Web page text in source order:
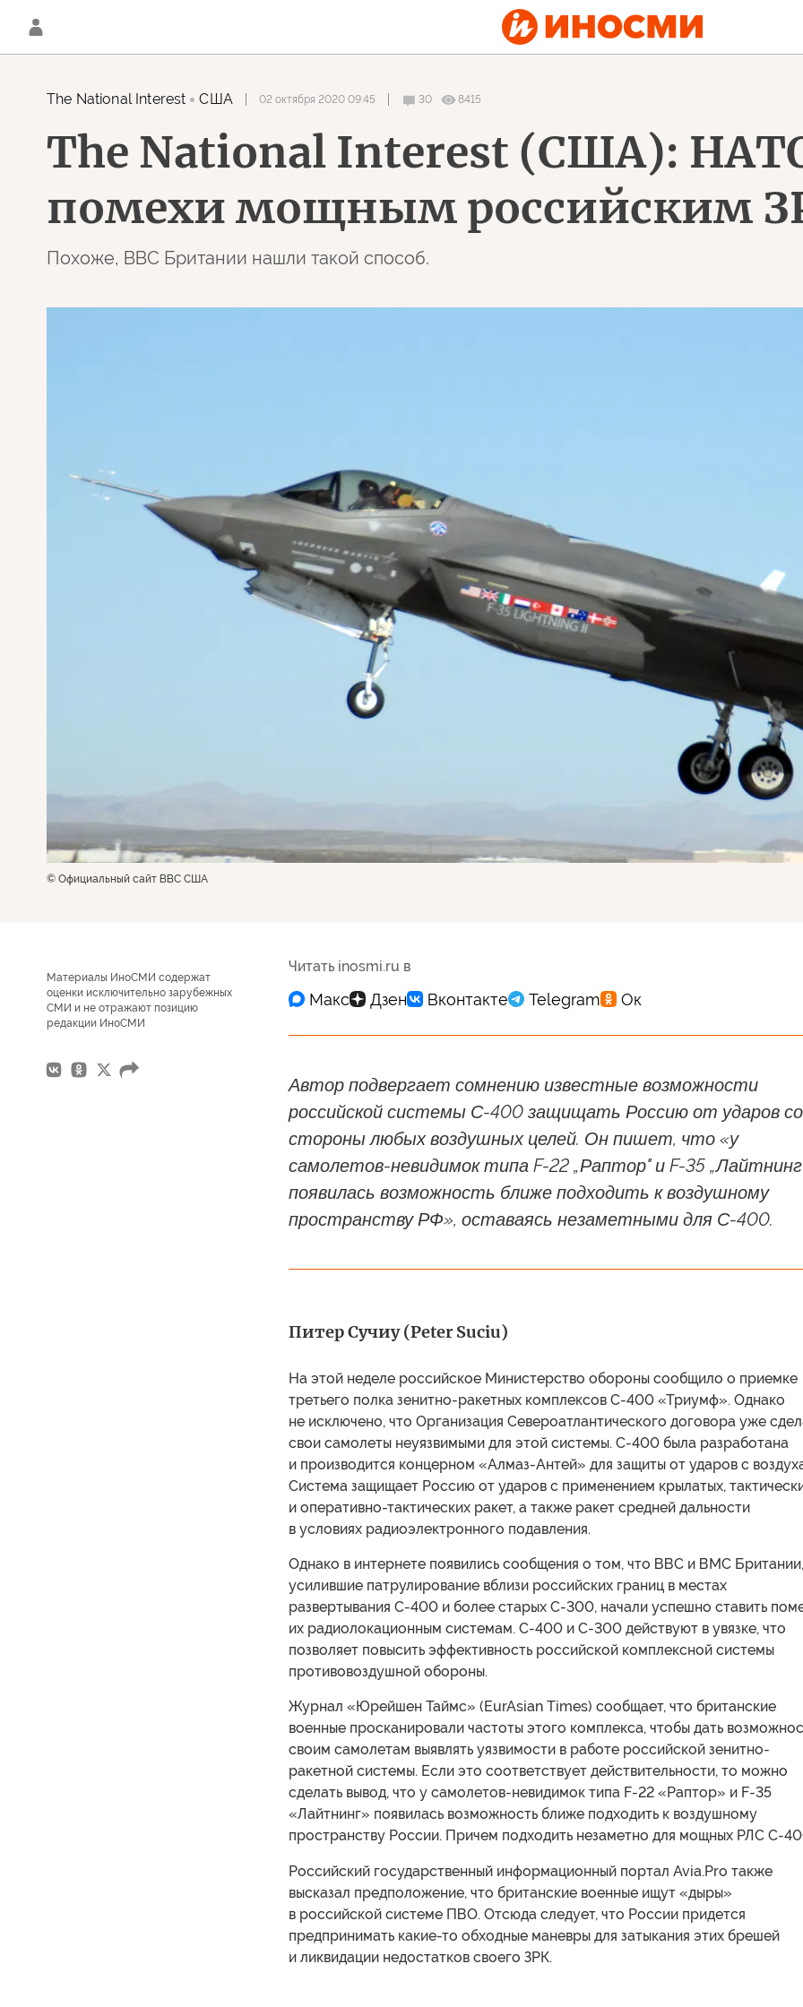
The National Interest США 02 октября 2020 09:45 30 8415
The National Interest (США):
помехи мощным российским
Похоже, ВВС Британии нашли такой способ.
© Официальный сайт ВВС США
Материалы ИноСМИ содержат
оценки исключительно зарубежных
СМИ и не отражают позицию
редакции ИноСМИ
Читать inosmi.ru в
Автор подвергает сомнению известные возможности
российской системы С-400 защищать Россию от ударов со
стороны любых воздушных целей. Он пишет, что «у
самолетов-невидимок типа F-22 „Раптор" и F-35
появилась возможность ближе подходить к воздушному
пространству РФ», оставаясь незаметными для С-400.
Питер Сучиу (Peter Suciu)
На этой неделе российское Министерство обороны сообщило о приемке
третьего полка зенитно-ракетных комплексов С-400 «Триумф». Однако
не исключено, что Организация Североатлантического договора уже
свои самолеты неуязвимыми для этой системы. С-400 была разработана
и производится концерном «Алмаз-Антей» для защиты от ударов с
Система защищает Россию от ударов с применением крылатых,
и оперативно-тактических ракет, а также ракет средней дальности
в условиях радиоэлектронного подавления.
Однако в интернете появились сообщения о том, что ВВС и ВМС Британии,
усилившие патрулирование вблизи российских границ в местах
развертывания С-400 и более старых С-300, начали успешно ставить
их радиолокационным системам. С-400 и С-300 действуют в увязке, что
позволяет повысить эффективность российской комплексной системы
противовоздушной обороны.
Журнал «Юрейшен Таймс» (EurAsian Times) сообщает, что британские
военные просканировали частоты этого комплекса, чтобы дать
своим самолетам выявлять уязвимости в работе российской зенитно-
ракетной системы. Если это соответствует действительности, то можно
сделать вывод, что у самолетов-невидимок типа F-22 «Раптор» и F-35
«Лайтнинг» появилась возможность ближе подходить к воздушному
пространству России. Причем подходить незаметно для мощных РЛС С-
Российский государственный информационный портал Avia.Pro также
высказал предположение, что британские военные ищут «дыры»
в российской системе ПВО. Отсюда следует, что России придется
предпринимать какие-то обходные маневры для затыкания этих брешей
и ликвидации недостатков своего ЗРК.